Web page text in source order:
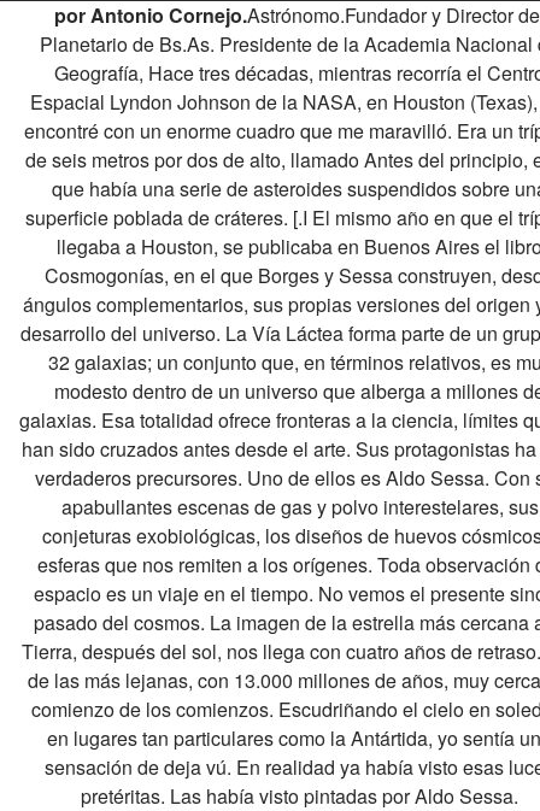
por Antonio Cornejo.Astrónomo.Fundador y Director
Planetario de Bs.As. Presidente de la Academia Nacional
Geografía, Hace tres décadas, mientras recorría el
Espacial Lyndon Johnson de la NASA, en Houston
encontré con un enorme cuadroque me maravilló. Era un
de seis metros por dos de alto, llamado Antes del principio,
que había una serie de asteroides suspendidossobre
superficie poblada de cráteres. [.I El mismo año en que el
llegaba a Houston, se publicaba en Buenos Aires el
Cosmogonías, en el que Borges y Sessa construyen,
ángulos complementarios, sus propias versiones del origen
desarrollo del universo. La Vía Láctea forma parte de un
32 galaxias; un conjunto que, en términos relativos, es
modesto dentro de un universoque alberga a millones
galaxias. Esa totalidad ofrece fronteras a la ciencia, límites
han sido cruzados antes desde el arte. Sus protagonistas
verdaderos precursores. Uno de ellos es Aldo Sessa. Con
apabullantes escenas de gas y polvo interestelares, sus
conjeturas exobiológicas, los diseños de huevos
esferas que nos remiten a los orígenes. Toda observación
espacio es un viaje en el tiempo. No vemos el presente
pasado del cosmos. La imagen de la estrella más cercana
Tierra, después del sol, nos llega con cuatro años de
de las más lejanas, con 13.000 millones de años, muy
comienzode los comienzos. Escudriñando el cielo en
en lugares tan particulares como la Antártida, yo sentía
sensación de deja vú. En realidad ya había visto esas
pretéritas. Las había visto pintadas por Aldo Sessa.